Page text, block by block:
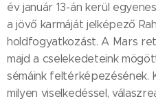
év január 13-án kerül
a jövő karmáját jelképező
holdfogyatkozást. A Mars
majd a cselekedeteink
sémáink feltérképezésének.
milyen viselkedéssel,